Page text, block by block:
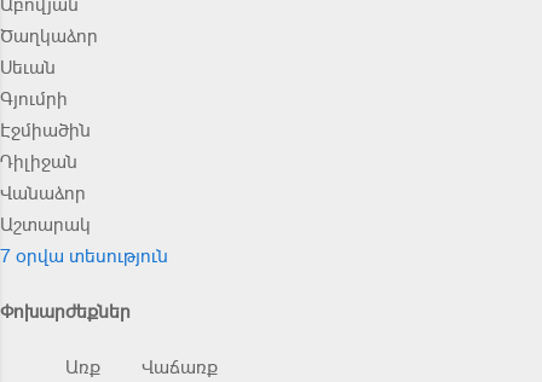
Ծաղկաձոր
Սեւան
Գյումրի
Էջմիածին
Դիլիջան
Վանաձոր
Աշտարակ
7 օրվա տեսություն
Փոխարժեքներ
Առք Վաճառք